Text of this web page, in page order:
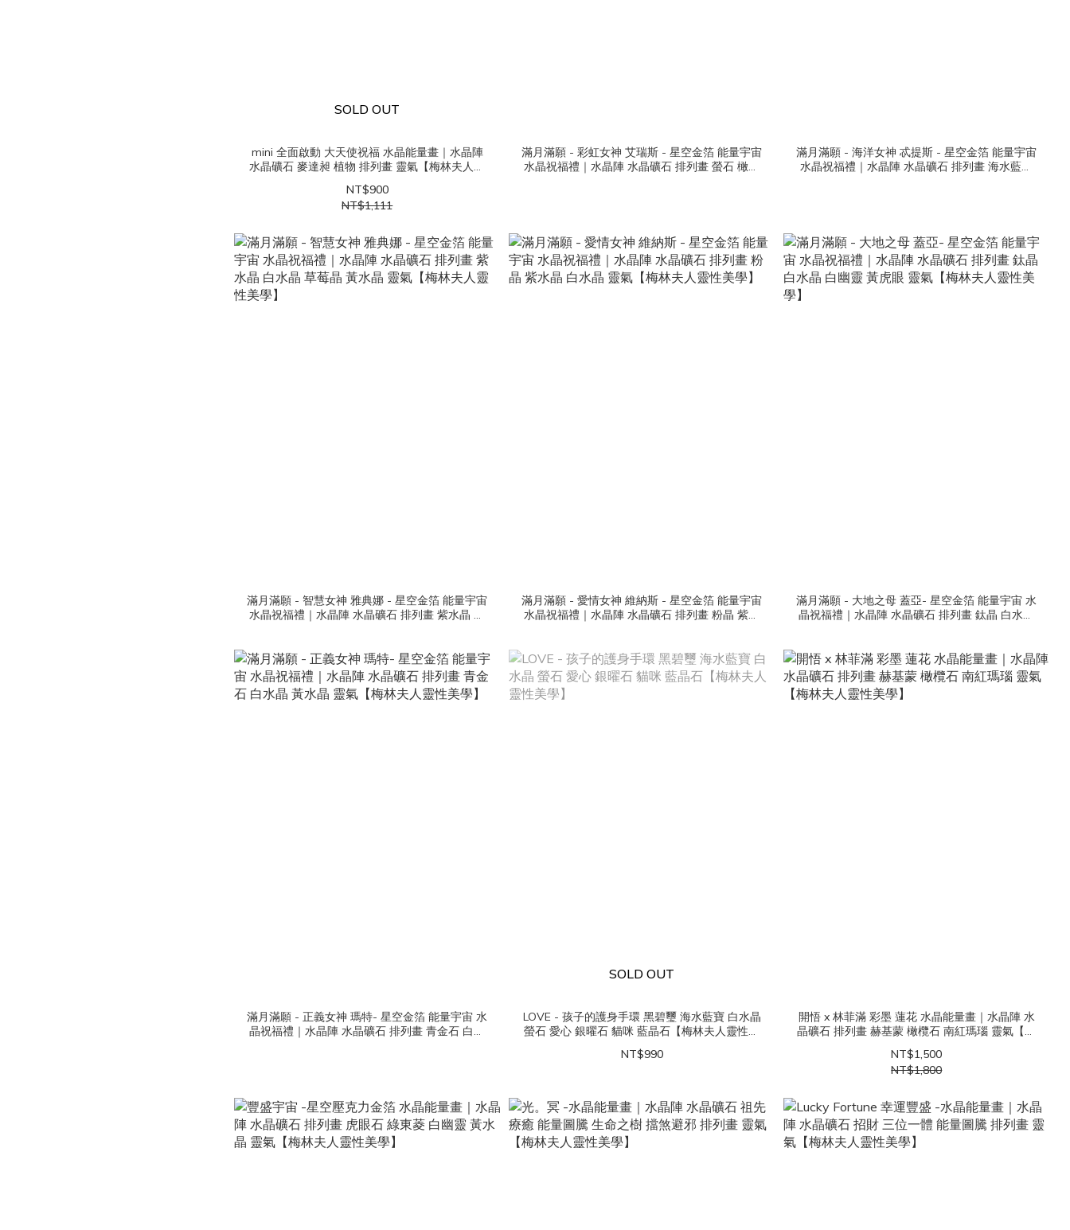
SOLD OUT
mini 全面啟動 大天使祝福 水晶能量畫｜水晶陣
水晶礦石 麥達昶 植物 排列畫 靈氣【梅林夫人靈
性美學】
NT$900
NT$1,111
滿月滿願 - 彩虹女神 艾瑞斯 - 星空金箔 能量宇宙
水晶祝福禮｜水晶陣 水晶礦石 排列畫 螢石 橄欖
滿月滿願 - 海洋女神 忒提斯 - 星空金箔 能量宇宙
水晶祝福禮｜水晶陣 水晶礦石 排列畫 海水藍寶
滿月滿願 - 智慧女神 雅典娜 - 星空金箔 能量宇宙
水晶祝福禮｜水晶陣 水晶礦石 排列畫 紫水晶 白
滿月滿願 - 愛情女神 維納斯 - 星空金箔 能量宇宙
水晶祝福禮｜水晶陣 水晶礦石 排列畫 粉晶 紫水
滿月滿願 - 大地之母 蓋亞- 星空金箔 能量宇宙 水
晶祝福禮｜水晶陣 水晶礦石 排列畫 鈦晶 白水晶
滿月滿願 - 正義女神 瑪特- 星空金箔 能量宇宙 水
晶祝福禮｜水晶陣 水晶礦石 排列畫 青金石 白水
SOLD OUT
LOVE - 孩子的護身手環 黑碧璽 海水藍寶 白水晶
螢石 愛心 銀曜石 貓咪 藍晶石【梅林夫人靈性美
學】
NT$990
開悟 x 林菲滿 彩墨 蓮花 水晶能量畫｜水晶陣 水
晶礦石 排列畫 赫基蒙 橄欖石 南紅瑪瑙 靈氣【梅
林夫人靈性美學】
NT$1,500
NT$1,800